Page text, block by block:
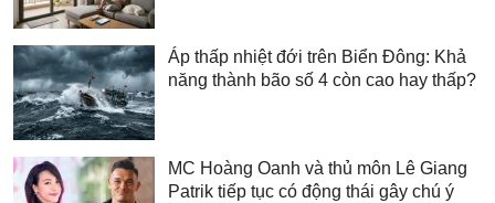
Áp thấp nhiệt đới trên Biển Đông: Khả
năng thành bão số 4 còn cao hay thấp?
MC Hoàng Oanh và thủ môn Lê Giang
Patrik tiếp tục có động thái gây chú ý